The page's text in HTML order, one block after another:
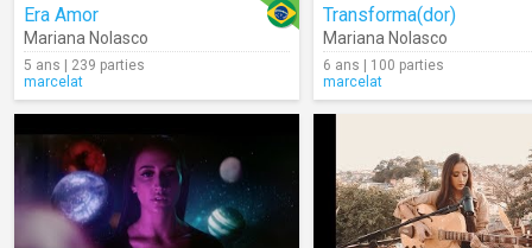
Era Amor
Mariana Nolasco
5 ans | 239 parties
marcelat
Transforma(dor)
Mariana Nolasco
6 ans | 100 parties
marcelat